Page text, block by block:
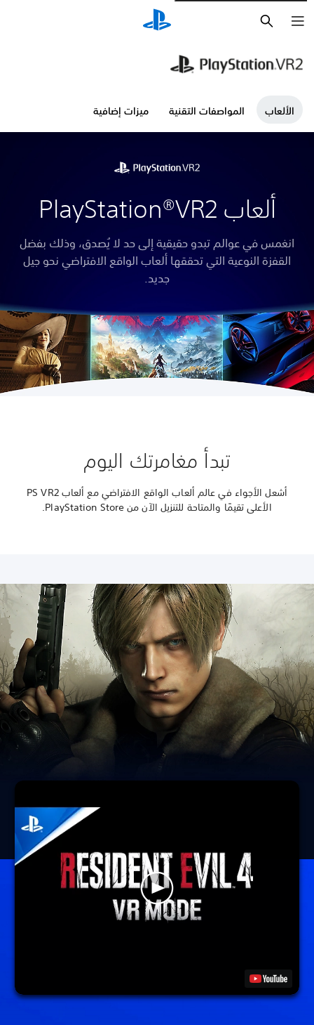
الألعاب المواصفات التقنية ميزات إضافية
ألعاب PlayStation®VR2
انغمس في عوالم تبدو حقيقية إلى حد لا يُصدق، وذلك بفضل
القفزة النوعية التي تحققها ألعاب الواقع الافتراضي نحو جيل
جديد.
تبدأ مغامرتك اليوم
أشعل الأجواء في عالم ألعاب الواقع الافتراضي مع ألعاب PS VR2
الأعلى تقيمًا والمتاحة للتنزيل الآن من PlayStation Store.